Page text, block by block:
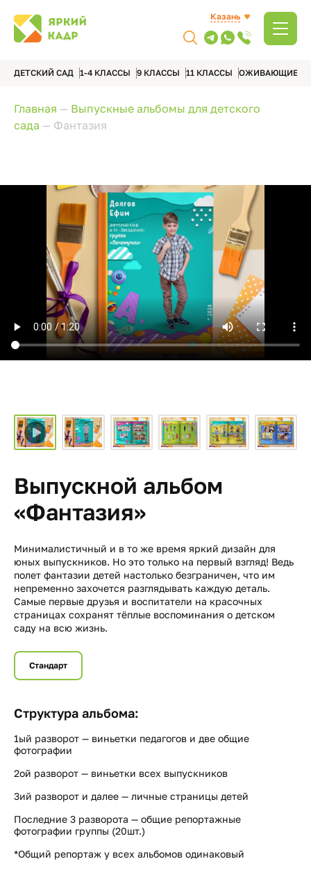
Казань
ДЕТСКИЙ САД 1-4 КЛАССЫ 9 КЛАССЫ 11 КЛАССЫ ОЖИВАЮЩИЕ
Главная — Выпускные альбомы для детского
сада — Фантазия
Выпускной альбом
«Фантазия»
Минималистичный и в то же время яркий дизайн для
юных выпускников. Но это только на первый взгляд! Ведь
полет фантазии детей настолько безграничен, что им
непременно захочется разглядывать каждую деталь.
Самые первые друзья и воспитатели на красочных
страницах сохранят тёплые воспоминания о детском
саду на всю жизнь.
Стандарт
Структура альбома:
1ый разворот — виньетки педагогов и две общие
фотографии
2ой разворот — виньетки всех выпускников
3ий разворот и далее — личные страницы детей
Последние 3 разворота — общие репортажные
фотографии группы (20шт.)
*Общий репортаж у всех альбомов одинаковый